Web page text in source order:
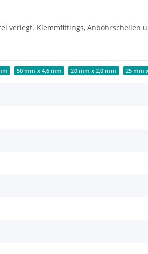
verlegt. Klemmfittings, Anbohrschellen
50 mm x 4,6 mm 20 mm x 2,0 mm 25 mm